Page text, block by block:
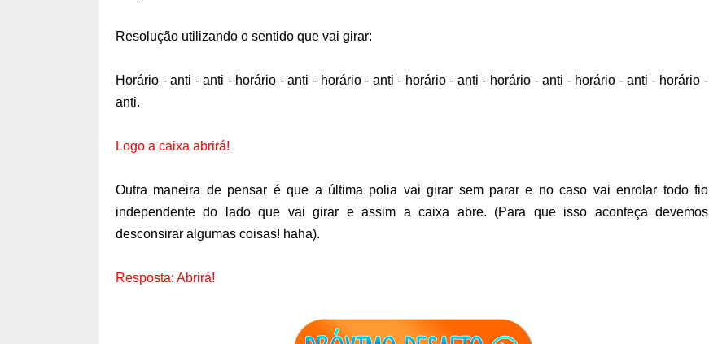
Resolução utilizando o sentido que vai girar:
Horário - anti - anti - horário - anti - horário - anti - horário - anti - horário - anti - horário - anti - horário -
anti.
Logo a caixa abrirá!
Outra maneira de pensar é que a última polia vai girar sem parar e no caso vai enrolar todo fio
independente do lado que vai girar e assim a caixa abre. (Para que isso aconteça devemos
desconsirar algumas coisas! haha).
Resposta: Abrirá!